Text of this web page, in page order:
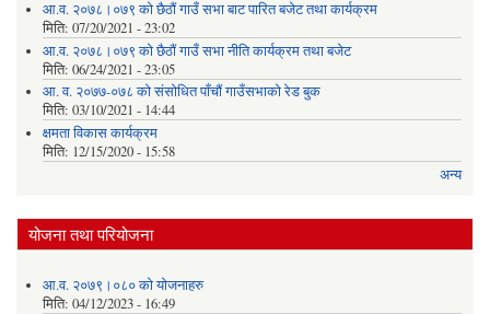
आ.व. २०७८।०७९ को छैठौं गाउँ सभा बाट पारित बजेट तथा कार्यक्रम
मिति: 07/20/2021 - 23:02
आ.व. २०७८।०७९ को छैठौं गाउँ सभा नीति कार्यक्रम तथा बजेट
मिति: 06/24/2021 - 23:05
आ. व. २०७७-०७८ को संसोधित पाँचौं गाउँसभाको रेड बुक
मिति: 03/10/2021 - 14:44
क्षमता विकास कार्यक्रम
मिति: 12/15/2020 - 15:58
अन्य
योजना तथा परियोजना
आ.व. २०७९।०८० को योजनाहरु
मिति: 04/12/2023 - 16:49